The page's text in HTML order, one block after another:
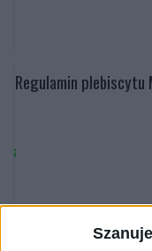
Regulamin plebiscytu